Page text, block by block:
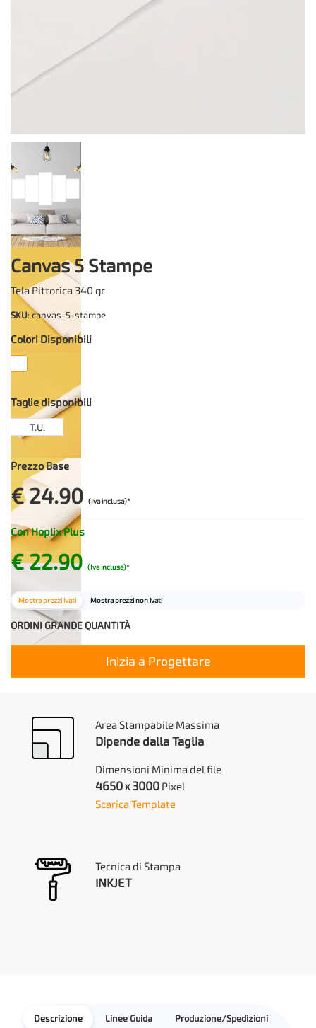
Canvas 5 Stampe
Tela Pittorica 340 gr
SKU: canvas-5-stampe
Colori Disponibili
Taglie disponibili
T.U.
Prezzo Base
€ 24.90 (Iva inclusa)*
Con Hoplix Plus
€ 22.90 (Iva inclusa)*
Mostra prezzi ivati Mostra prezzi non ivati
ORDINI GRANDE QUANTITÀ
Inizia a Progettare
Area Stampabile Massima
Dipende dalla Taglia
Dimensioni Minima del file
4650 X 3000Pixel
Scarica Template
Tecnica di Stampa
INKJET
Descrizione Linee Guida Produzione/Spedizioni